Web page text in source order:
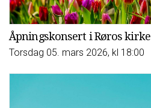
Åpningskonsert i Røros kirke
Torsdag 05. mars 2026, kl 18:00